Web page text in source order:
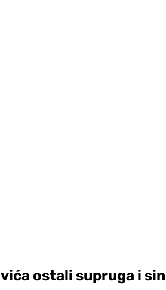
ostali supruga i sin